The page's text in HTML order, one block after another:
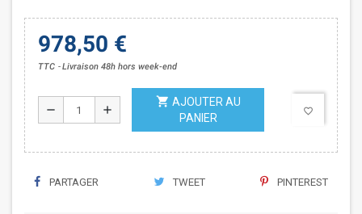
978,50 €
TTC Livraison 48h hors week-end
remove add
shopping_cart AJOUTER AU
PANIER
favorite_border
PARTAGER TWEET PINTEREST